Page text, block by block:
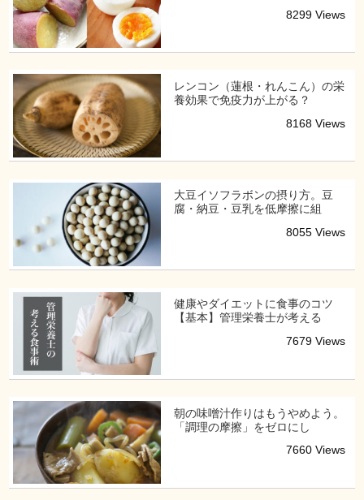
8299 Views
レンコン（蓮根・れんこん）の栄
養効果で免疫力が上がる？
8168 Views
大豆イソフラボンの摂り方。豆
腐・納豆・豆乳を低摩擦に組
8055 Views
健康やダイエットに食事のコツ
【基本】管理栄養士が考える
7679 Views
朝の味噌汁作りはもうやめよう。
「調理の摩擦」をゼロにし
7660 Views